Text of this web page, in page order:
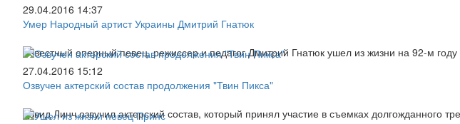
29.04.2016 14:37
Умер Народный артист Украины Дмитрий Гнатюк
Известный оперный певец, режиссер и педагог Дмитрий Гнатюк ушел из жизни на 92-м
27.04.2016 15:12
Озвучен актерский состав продолжения "Твин Пикса"
Дэвид Линч озвучил актерский состав, который принял участие в съемках долгожданного